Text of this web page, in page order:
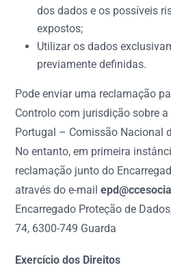
dos dados e os possíveis
expostos;
Utilizar os dados
previamente definidas.
Pode enviar uma reclamação
Controlo com jurisdição sobre
Portugal – Comissão Nacional
No entanto, em primeira
reclamação junto do
através do e-mail
Encarregado Proteção de
74, 6300-749 Guarda
Exercício dos Direitos